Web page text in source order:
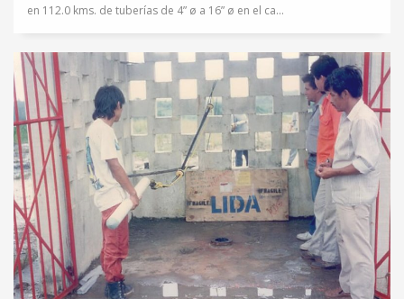
en 112.0 kms. de tuberías de 4” ø a 16” ø en el ca...